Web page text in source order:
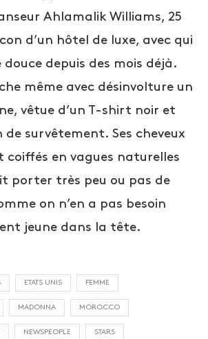
Ahlamalik Williams, 25
d’un hôtel de luxe, avec qui
douce depuis des mois déjà.
même avec désinvolture un
vêtue d’un T-shirt noir et
de survêtement. Ses cheveux
coiffés en vagues naturelles
porter très peu ou pas de
on n’en a pas besoin
jeune dans la tête.
ETATS UNIS FEMME
MADONNA MOROCCO
NEWSPEOPLE STARS